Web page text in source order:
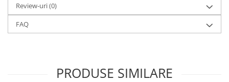
Review-uri(0)
FAQ
PRODUSE SIMILARE